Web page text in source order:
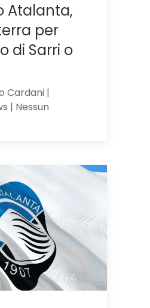
Atalanta,
per
di Sarri o
Cardani |
| Nessun